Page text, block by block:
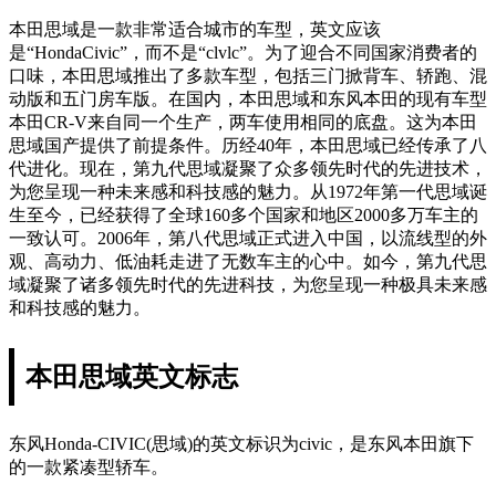
本田思域是一款非常适合城市的车型，英文应该
是“HondaCivic”，而不是“clvlc”。为了迎合不同国家消费者的
口味，本田思域推出了多款车型，包括三门掀背车、轿跑、混
动版和五门房车版。在国内，本田思域和东风本田的现有车型
本田CR-V来自同一个生产，两车使用相同的底盘。这为本田
思域国产提供了前提条件。历经40年，本田思域已经传承了八
代进化。现在，第九代思域凝聚了众多领先时代的先进技术，
为您呈现一种未来感和科技感的魅力。从1972年第一代思域诞
生至今，已经获得了全球160多个国家和地区2000多万车主的
一致认可。2006年，第八代思域正式进入中国，以流线型的外
观、高动力、低油耗走进了无数车主的心中。如今，第九代思
域凝聚了诸多领先时代的先进科技，为您呈现一种极具未来感
和科技感的魅力。
本田思域英文标志
东风Honda-CIVIC(思域)的英文标识为civic，是东风本田旗下
的一款紧凑型轿车。